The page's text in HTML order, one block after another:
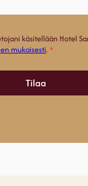
käsitellään Hotel
mukaisesti. *
Tilaa